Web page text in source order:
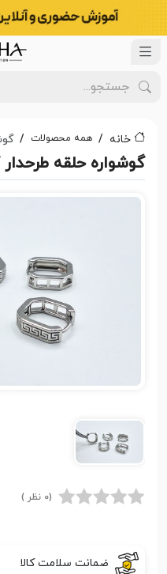
خانه همه محصولات
گوشواره حلقه طرحدار
(0 نظر )
ضمانت سلامت کالا